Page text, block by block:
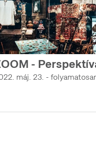
-
máj. 23. -